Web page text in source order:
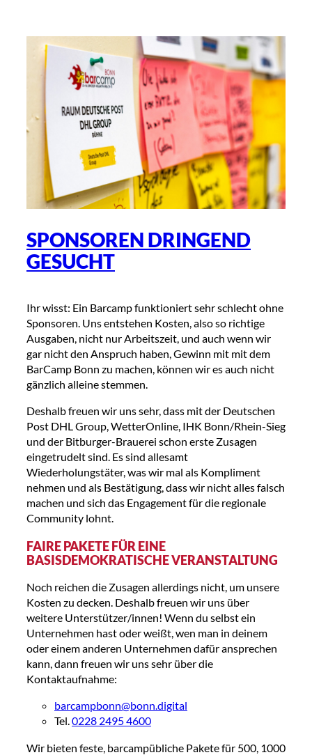
SPONSOREN DRINGEND
GESUCHT
Ihr wisst: Ein Barcamp funktioniert sehr schlecht ohne
Sponsoren. Uns entstehen Kosten, also so richtige
Ausgaben, nicht nur Arbeitszeit, und auch wenn wir
gar nicht den Anspruch haben, Gewinn mit mit dem
BarCamp Bonn zu machen, können wir es auch nicht
gänzlich alleine stemmen.
Deshalb freuen wir uns sehr, dass mit der Deutschen
Post DHL Group, WetterOnline, IHK Bonn/Rhein-Sieg
und der Bitburger-Brauerei schon erste Zusagen
eingetrudelt sind. Es sind allesamt
Wiederholungstäter, was wir mal als Kompliment
nehmen und als Bestätigung, dass wir nicht alles falsch
machen und sich das Engagement für die regionale
Community lohnt.
FAIRE PAKETE FÜR EINE
BASISDEMOKRATISCHE VERANSTALTUNG
Noch reichen die Zusagen allerdings nicht, um unsere
Kosten zu decken. Deshalb freuen wir uns über
weitere Unterstützer/innen! Wenn du selbst ein
Unternehmen hast oder weißt, wen man in deinem
oder einem anderen Unternehmen dafür ansprechen
kann, dann freuen wir uns sehr über die
Kontaktaufnahme:
barcampbonn@bonn.digital
Tel.0228 2495 4600
Wir bieten feste, barcampübliche Pakete für 500, 1000